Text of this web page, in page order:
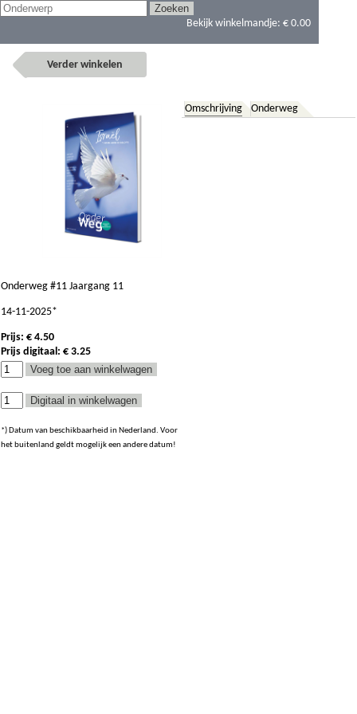
Bekijk winkelmandje: € 0.00
Verder winkelen
Omschrijving Onderweg
Onderweg #11 Jaargang 11
14-11-2025*
Prijs: € 4.50
Prijs digitaal: € 3.25
*) Datum van beschikbaarheid in Nederland. Voor
het buitenland geldt mogelijk een andere datum!